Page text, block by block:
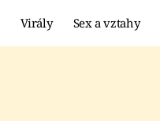
Virály Sex a vztahy